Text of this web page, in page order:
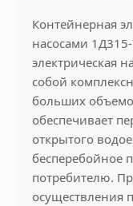
Контейнерная
насосами
электрическая
собой
больших
обеспечивает
открытого
бесперебойное
потребителю.
осуществления